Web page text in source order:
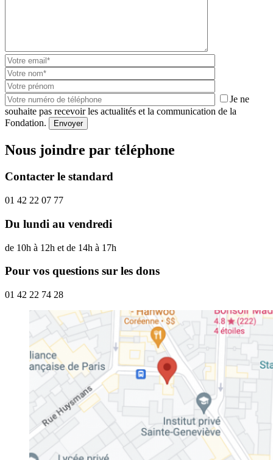
Je ne
souhaite pas recevoir les actualités et la communication de la
Fondation.
Envoyer
Nous joindre par téléphone
Contacter le standard
01 42 22 07 77
Du lundi au vendredi
de 10h à 12h et de 14h à 17h
Pour vos questions sur les dons
01 42 22 74 28